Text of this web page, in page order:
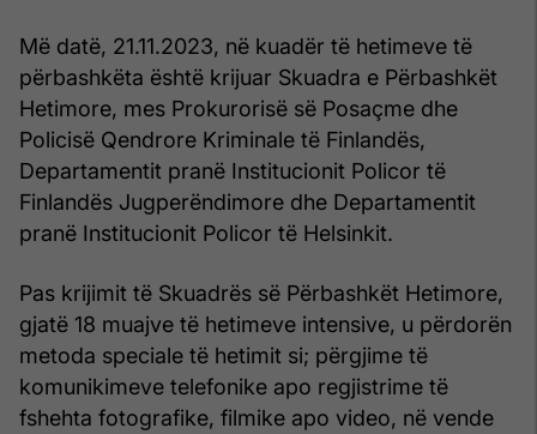
Më datë, 21.11.2023, në kuadër të hetimeve të
përbashkëta është krijuar Skuadra e Përbashkët
Hetimore, mes Prokurorisë së Posaçme dhe
Policisë Qendrore Kriminale të Finlandës,
Departamentit pranë Institucionit Policor të
Finlandës Jugperëndimore dhe Departamentit
pranë Institucionit Policor të Helsinkit.
Pas krijimit të Skuadrës së Përbashkët Hetimore,
gjatë 18 muajve të hetimeve intensive, u përdorën
metoda speciale të hetimit si; përgjime të
komunikimeve telefonike apo regjistrime të
fshehta fotografike, filmike apo video, në vende